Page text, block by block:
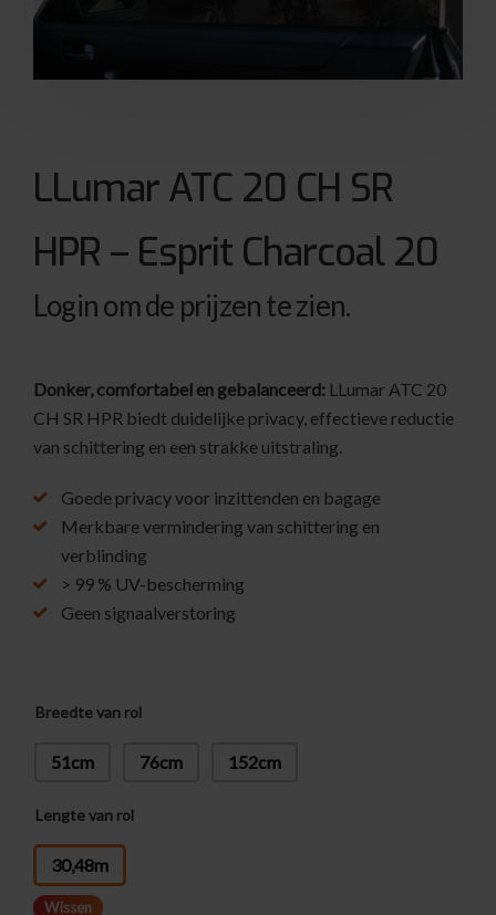
LLumar ATC 20 CH SR
HPR – Esprit Charcoal 20
Login om de prijzen te zien.
Donker, comfortabel en gebalanceerd: LLumar ATC 20
CH SR HPR biedt duidelijke privacy, effectieve reductie
van schittering en een strakke uitstraling.
Goede privacy voor inzittenden en bagage
Merkbare vermindering van schittering en
verblinding
> 99 % UV-bescherming
Geen signaalverstoring
Breedte van rol
51cm 76cm 152cm
Lengte van rol
30,48m
Wissen